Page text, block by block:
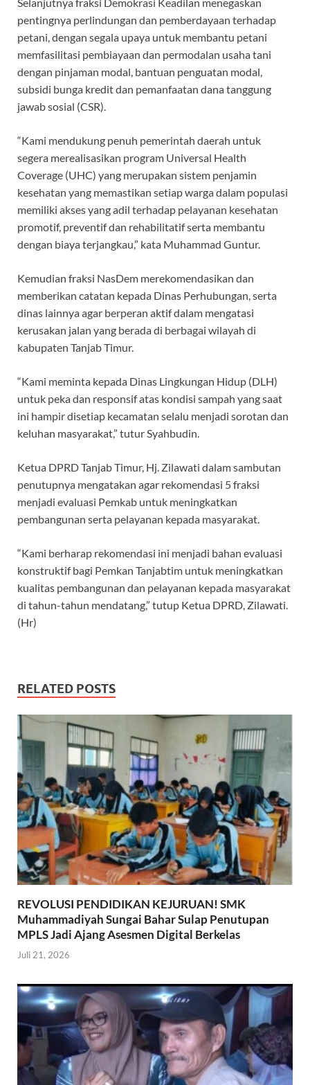
pentingnya perlindungan dan pemberdayaan terhadap
petani, dengan segala upaya untuk membantu petani
memfasilitasi pembiayaan dan permodalan usaha tani
dengan pinjaman modal, bantuan penguatan modal,
subsidi bunga kredit dan pemanfaatan dana tanggung
jawab sosial (CSR).
“Kami mendukung penuh pemerintah daerah untuk
segera merealisasikan program Universal Health
Coverage (UHC) yang merupakan sistem penjamin
kesehatan yang memastikan setiap warga dalam populasi
memiliki akses yang adil terhadap pelayanan kesehatan
promotif, preventif dan rehabilitatif serta membantu
dengan biaya terjangkau,” kata Muhammad Guntur.
Kemudian fraksi NasDem merekomendasikan dan
memberikan catatan kepada Dinas Perhubungan, serta
dinas lainnya agar berperan aktif dalam mengatasi
kerusakan jalan yang berada di berbagai wilayah di
kabupaten Tanjab Timur.
“Kami meminta kepada Dinas Lingkungan Hidup (DLH)
untuk peka dan responsif atas kondisi sampah yang saat
ini hampir disetiap kecamatan selalu menjadi sorotan dan
keluhan masyarakat,” tutur Syahbudin.
Ketua DPRD Tanjab Timur, Hj. Zilawati dalam sambutan
penutupnya mengatakan agar rekomendasi 5 fraksi
menjadi evaluasi Pemkab untuk meningkatkan
pembangunan serta pelayanan kepada masyarakat.
“Kami berharap rekomendasi ini menjadi bahan evaluasi
konstruktif bagi Pemkan Tanjabtim untuk meningkatkan
kualitas pembangunan dan pelayanan kepada masyarakat
di tahun-tahun mendatang,” tutup Ketua DPRD, Zilawati.
(Hr)
RELATED POSTS
REVOLUSI PENDIDIKAN KEJURUAN! SMK
Muhammadiyah Sungai Bahar Sulap Penutupan
MPLS Jadi Ajang Asesmen Digital Berkelas
Juli 21, 2026